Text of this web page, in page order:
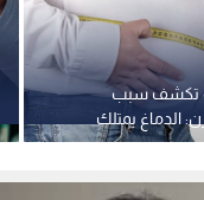
تكشف سبب
الدماغ يمتلك
تقاوم الحمية